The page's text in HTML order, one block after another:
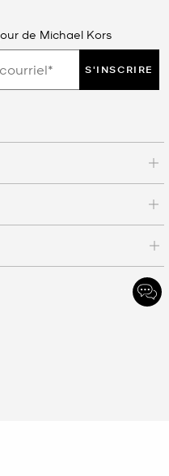
de Michael Kors
S'INSCRIRE